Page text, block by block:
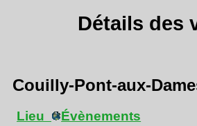
Détails des
Couilly-Pont-aux-
Lieu Évènements